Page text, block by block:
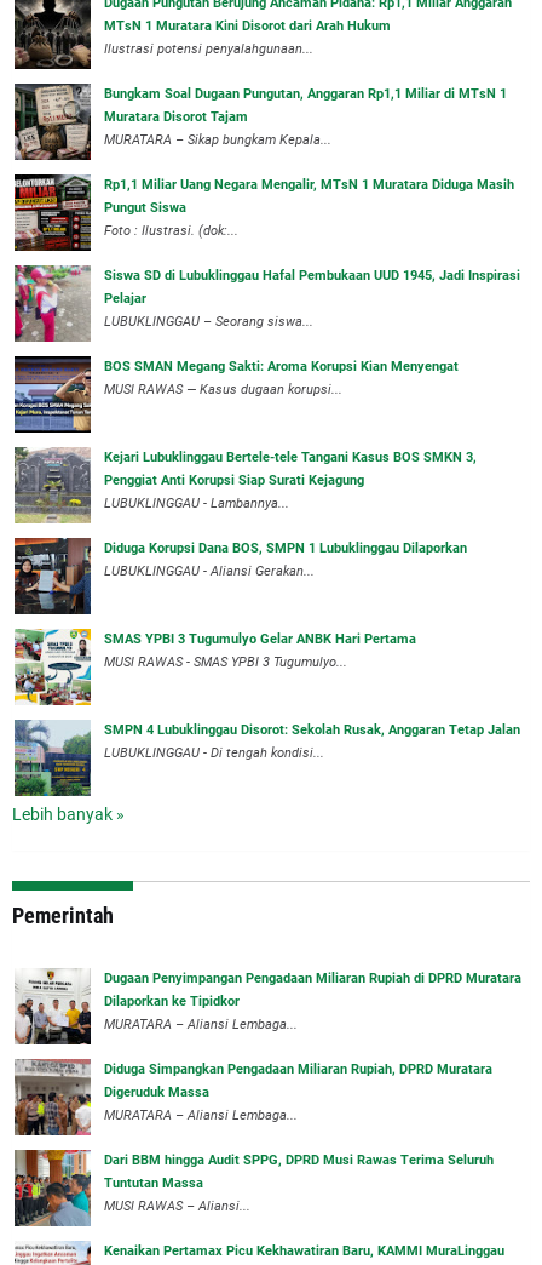
Dugaan Pungutan Berujung Ancaman Pidana: Rp1,1 Miliar Anggaran
MTsN 1 Muratara Kini Disorot dari Arah Hukum
Ilustrasi potensi penyalahgunaan...
Bungkam Soal Dugaan Pungutan, Anggaran Rp1,1 Miliar di MTsN 1
Muratara Disorot Tajam
‎MURATARA – Sikap bungkam Kepala...
‎Rp1,1 Miliar Uang Negara Mengalir, MTsN 1 Muratara Diduga Masih
Pungut Siswa
Foto : Ilustrasi. (dok:...
Siswa SD di Lubuklinggau Hafal Pembukaan UUD 1945, Jadi Inspirasi
Pelajar
LUBUKLINGGAU – Seorang siswa...
BOS SMAN Megang Sakti: Aroma Korupsi Kian Menyengat
MUSI RAWAS — Kasus dugaan korupsi...
Kejari Lubuklinggau Bertele-tele Tangani Kasus BOS SMKN 3,
Penggiat Anti Korupsi Siap Surati Kejagung
LUBUKLINGGAU - Lambannya...
Diduga Korupsi Dana BOS, SMPN 1 Lubuklinggau Dilaporkan
LUBUKLINGGAU - Aliansi Gerakan...
SMAS YPBI 3 Tugumulyo Gelar ANBK Hari Pertama
MUSI RAWAS - SMAS YPBI 3 Tugumulyo...
SMPN 4 Lubuklinggau Disorot: Sekolah Rusak, Anggaran Tetap Jalan
LUBUKLINGGAU - Di tengah kondisi...
Lebih banyak »
Pemerintah
‎Dugaan Penyimpangan Pengadaan Miliaran Rupiah di DPRD Muratara
Dilaporkan ke Tipidkor
‎MURATARA – Aliansi Lembaga...
Diduga Simpangkan Pengadaan Miliaran Rupiah, DPRD Muratara
Digeruduk Massa
‎MURATARA – Aliansi Lembaga...
Dari BBM hingga Audit SPPG, DPRD Musi Rawas Terima Seluruh
Tuntutan Massa
MUSI RAWAS – Aliansi...
‎Kenaikan Pertamax Picu Kekhawatiran Baru, KAMMI MuraLinggau